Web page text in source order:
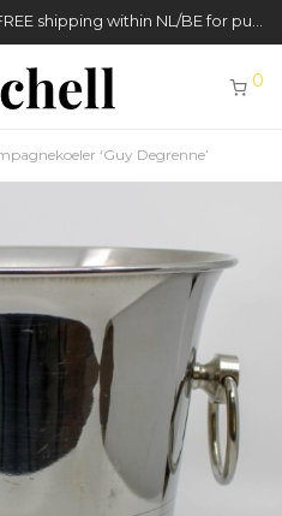
within NL/BE for purchases over €50
0
‘Guy Degrenne’